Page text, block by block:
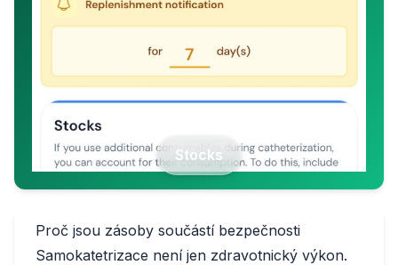
Stocks
Proč jsou zásoby součástí bezpečnosti
Samokatetrizace není jen zdravotnický výkon.